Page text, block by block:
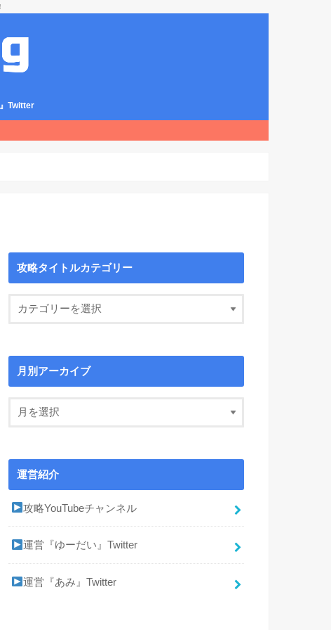
Twitter
攻略タイトルカテゴリー
月別アーカイブ
運営紹介
攻略YouTubeチャンネル
運営『ゆーだい』Twitter
運営『あみ』Twitter